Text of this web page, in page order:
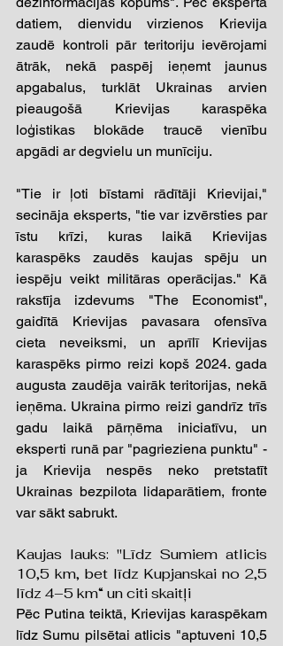
datiem, dienvidu virzienos Krievija
zaudē kontroli pār teritoriju ievērojami
ātrāk, nekā paspēj ieņemt jaunus
apgabalus, turklāt Ukrainas arvien
pieaugošā Krievijas karaspēka
loģistikas blokāde traucē vienību
apgādi ar degvielu un munīciju.
"Tie ir ļoti bīstami rādītāji Krievijai,"
secināja eksperts, "tie var izvērsties par
īstu krīzi, kuras laikā Krievijas
karaspēks zaudēs kaujas spēju un
iespēju veikt militāras operācijas." Kā
rakstīja izdevums "The Economist",
gaidītā Krievijas pavasara ofensīva
cieta neveiksmi, un aprīlī Krievijas
karaspēks pirmo reizi kopš 2024. gada
augusta zaudēja vairāk teritorijas, nekā
ieņēma. Ukraina pirmo reizi gandrīz trīs
gadu laikā pārņēma iniciatīvu, un
eksperti runā par "pagrieziena punktu" -
ja Krievija nespēs neko pretstatīt
Ukrainas bezpilota lidaparātiem, fronte
var sākt sabrukt.
Kaujas lauks: "Līdz Sumiem atlicis
10,5 km, bet līdz Kupjanskai no 2,5
līdz 4–5 km“ un citi skaitļi
Pēc Putina teiktā, Krievijas karaspēkam
līdz Sumu pilsētai atlicis "aptuveni 10,5